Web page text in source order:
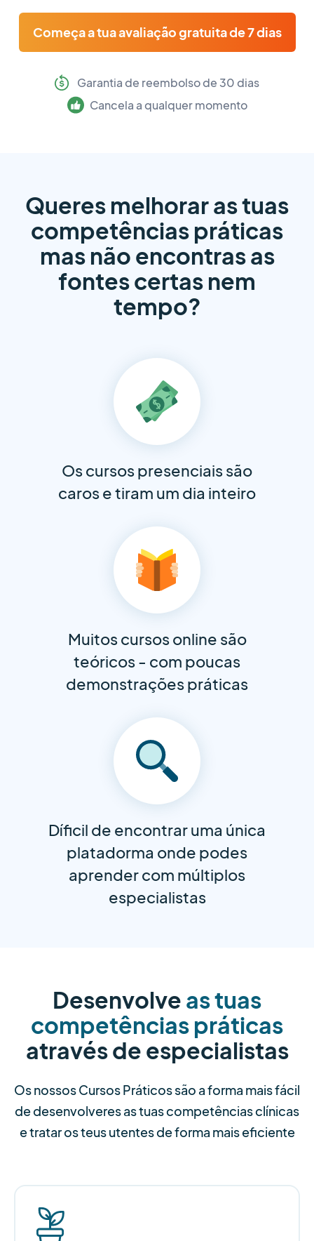
Começa a tua avaliação gratuita de 7 dias
Garantia de reembolso de 30 dias
Cancela a qualquer momento
Queres melhorar as tuas
competências práticas
masnão encontras as
fontes certas nem
tempo?
Os cursos presenciais são
caros e tiram um dia inteiro
Muitos cursos online são
teóricos - com poucas
demonstrações práticas
Díficil de encontrar uma única
platadorma onde podes
aprender com múltiplos
especialistas
Desenvolve as tuas
competências práticas
através de especialistas
Os nossos Cursos Práticos são a forma mais fácil
de desenvolveres as tuas competências clínicas
e tratar os teus utentes de forma mais eficiente